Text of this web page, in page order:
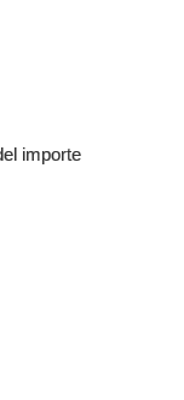
importe